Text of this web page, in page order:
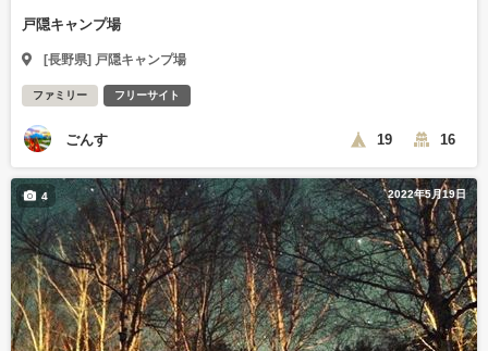
戸隠キャンプ場
[長野県] 戸隠キャンプ場
ファミリー フリーサイト
ごんす 19 16
2022年5月19日
4